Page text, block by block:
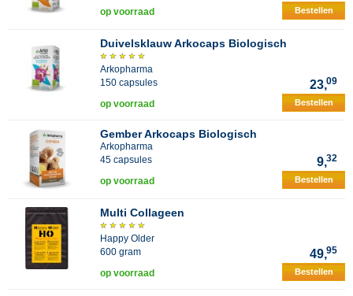
op voorraad Bestellen
Duivelsklauw Arkocaps Biologisch
Arkopharma
150 capsules
23,09
op voorraad Bestellen
Gember Arkocaps Biologisch
Arkopharma
45 capsules
9,32
op voorraad Bestellen
Multi Collageen
Happy Older
600 gram
49,95
op voorraad Bestellen